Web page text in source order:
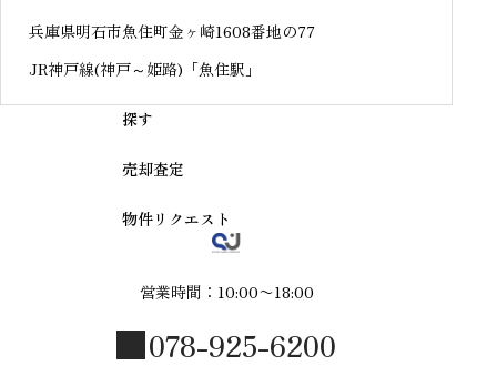
兵庫県明石市魚住町金ヶ崎1608番地の77
JR神戸線(神戸～姫路)「魚住駅」
探す
売却査定
物件リクエスト
営業時間：10:00〜18:00
078-925-6200